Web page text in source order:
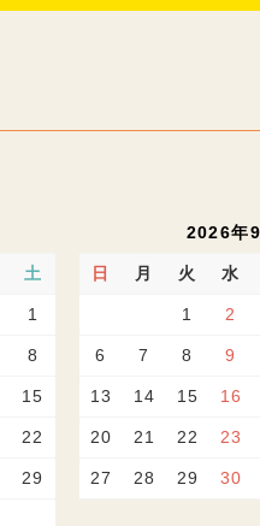
土
1
8
15
22
29
2026年9
日 月 火 水
1 2
6 7 8 9
13 14 15 16
20 21 22 23
27 28 29 30